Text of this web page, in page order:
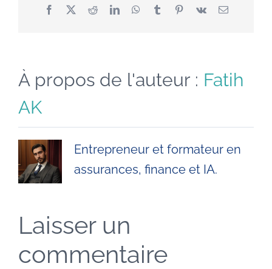
Facebook
X RedditLinkedInWhatsApp
TumblrPinterest
Vk Email
À propos de l'auteur : Fatih
AK
Entrepreneur et formateur en
assurances, finance et IA.
Laisser un
commentaire